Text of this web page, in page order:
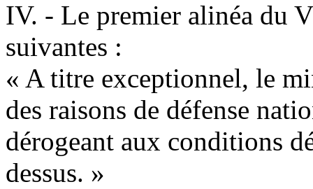
IV. - Le premier alinéa du
suivantes :
« A titre exceptionnel, le
des raisons de défense
dérogeant aux conditions
dessus. »